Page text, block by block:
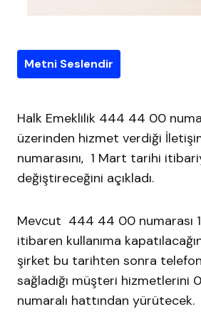
Metni Seslendir
Halk Emeklilik 444 44 00
üzerinden hizmet verdiği
numarasını, 1 Mart tarihi
değiştireceğini açıkladı.
Mevcut 444 44 00 numarası
itibaren kullanıma
şirket bu tarihten sonra
sağladığı müşteri
numaralı hattından yürütecek.